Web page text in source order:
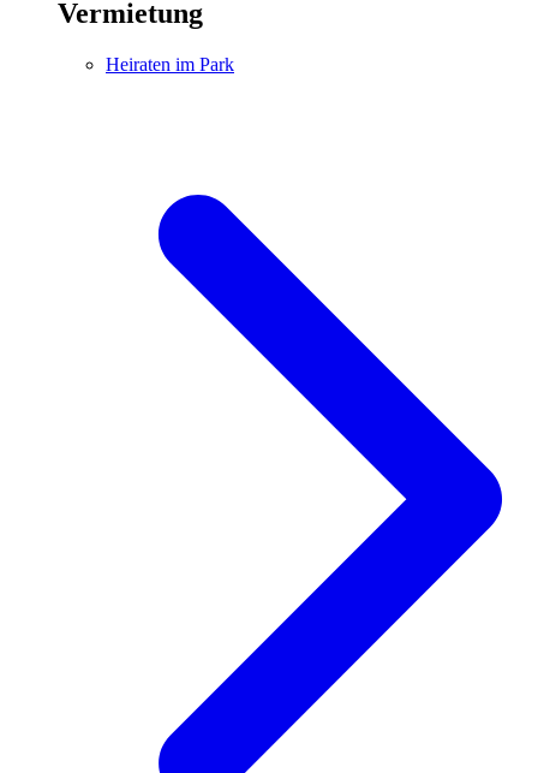
Vermietung
Heiraten im Park